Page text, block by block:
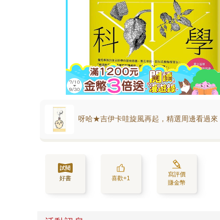
呀哈★吉伊卡哇旋風再起，精選周邊看過來
好書 喜歡+1
寫評價
賺金幣